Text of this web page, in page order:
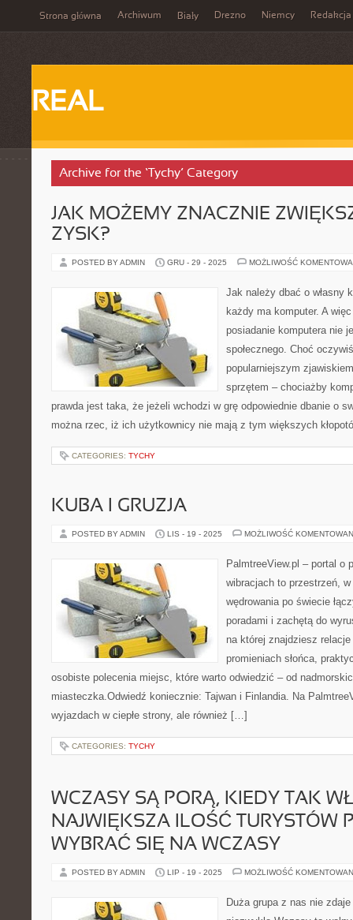
Strona główna Archiwum Biały Drezno Niemcy Redakcja
REAL
Archive for the ‘Tychy’ Category
JAK MOŻEMY ZNACZNIE
ZYSK?
POSTED BY ADMIN GRU - 29 - 2025 MOŻLIWOŚĆ
Jak należy dbać o własny
każdy ma komputer. A
posiadanie komputera nie
społecznego. Choć
popularniejszym
sprzętem – chociażby
prawda jest taka, że jeżeli wchodzi w grę odpowiednie dbanie o
można rzec, iż ich użytkownicy nie mają z tym większych
CATEGORIES: TYCHY
KUBA I GRUZJA
POSTED BY ADMIN LIS - 19 - 2025 MOŻLIWOŚĆ
PalmtreeView.pl – portal o
wibracjach to przestrzeń, w
wędrowania po świecie
poradami i zachętą do
na której znajdziesz
promieniach słońca,
osobiste polecenia miejsc, które warto odwiedzić – od
miasteczka.Odwiedź koniecznie: Tajwan i Finlandia. Na
wyjazdach w ciepłe strony, ale również […]
CATEGORIES: TYCHY
WCZASY SĄ PORĄ, KIEDY TAK
NAJWIĘKSZA ILOŚĆ TURYSTÓW
WYBRAĆ SIĘ NA WCZASY
POSTED BY ADMIN LIP - 19 - 2025 MOŻLIWOŚĆ
Duża grupa z nas nie